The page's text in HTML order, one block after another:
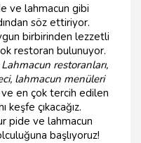
ve lahmacun gibi
söz ettiriyor.
birbirinden lezzetli
restoran bulunuyor.
restoranları,
lahmacun menüleri
en çok tercih edilen
keşfe çıkacağız.
pide ve lahmacun
başlıyoruz!